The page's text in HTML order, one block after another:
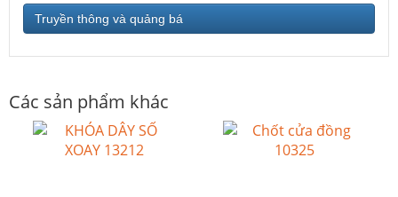
Truyền thông và quảng bá
Các sản phẩm khác